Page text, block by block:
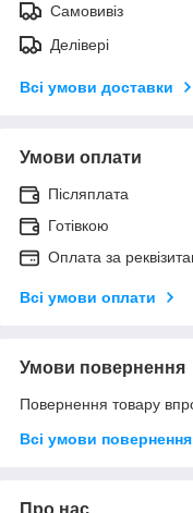
Самовивіз
Делівері
Всі умови доставки
Умови оплати
Післяплата
Готівкою
Оплата за
Всі умови оплати
Умови повернення
Повернення товару
Всі умови повернення
Про нас